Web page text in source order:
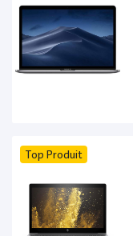
Top Produit